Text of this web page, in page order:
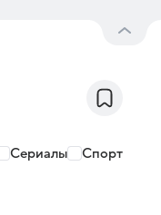
Сериалы Спорт